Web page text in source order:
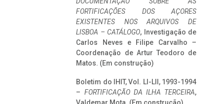
FORTIFICAÇÕES DOS AÇORES
EXISTENTES NOS ARQUIVOS DE
LISBOA – CATÁLOGO, Investigação de
Carlos Neves e Filipe Carvalho –
Coordenação de Artur Teodoro de
Matos. (Em construção)
Boletim do IHIT, Vol. LI-LII, 1993-1994
– FORTIFICAÇÃO DA ILHA TERCEIRA,
Valdemar Mota. (Em construção)